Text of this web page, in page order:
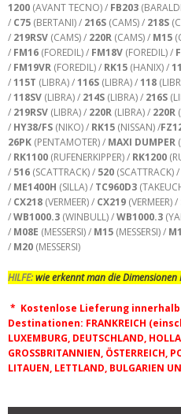
1200(AVANT TECNO) / FB203
/ C75(BERTANI) / 216S(CAMS) / 218S
/ 219RSV(CAMS) / 220R(CAMS) / M15
/ FM16(FOREDIL) / FM18V(FOREDIL) /
/ FM19VR(FOREDIL) / RK15(HANIX) /
/115T (LIBRA) /116S(LIBRA) /118
/118SV(LIBRA) / 214S(LIBRA) / 216S
/ 219RSV(LIBRA) / 220R(LIBRA) / 220R
/ HY38/FS(NIKO) / RK15(NISSAN) /
26PK(PENTAMOTER) / MAXI DUMPER
/ RK1100(RUFENERKIPPER) / RK1200
/ 516(SCATTRACK) / 520(SCATTRACK) /
/ ME1400H (SILLA) / TC960D3
/ CX218(VERMEER) / CX219(VERMEER) /
/WB1000.3(WINBULL) /WB1000.3
/ M08E (MESSERSI) / M15(MESSERSI) /
/ M20(MESSERSI)
HILFE:wie erkennt man die Dimensionen
* Kostenlose Lieferung innerhalb
Destinationen: FRANKREICH
LUXEMBURG, DEUTSCHLAND,
GROSSBRITANNIEN, ÖSTERREICH,
LITAUEN, LETTLAND, BULGARIEN